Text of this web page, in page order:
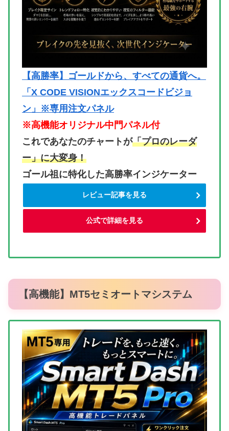
【高勝率】ゴールドから、すべての通貨へ。
「X CODE VISIONエックスコードビジョ
ン」※専用注文パネル
※高機能オリジナル中門パネル付
これであなたのチャートが「プロのレーダ
ー」に大変身！
ゴール祖に特化した高勝率インジケーター
レビュー記事を見る
公式で詳細を見る
【高機能】MT5セミオートマシステム